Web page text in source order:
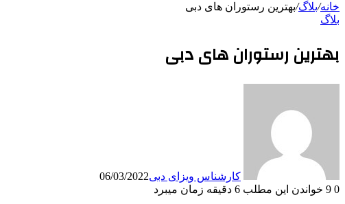
خانه/بلاگ/بهترین رستوران های دبی
بلاگ
بهترین رستوران های دبی
کارشناس ویزای دبی06/03/2022
0
خواندن این مطلب 6 دقیقه زمان میبرد